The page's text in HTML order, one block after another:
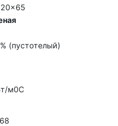
(пустотелый)
м0С